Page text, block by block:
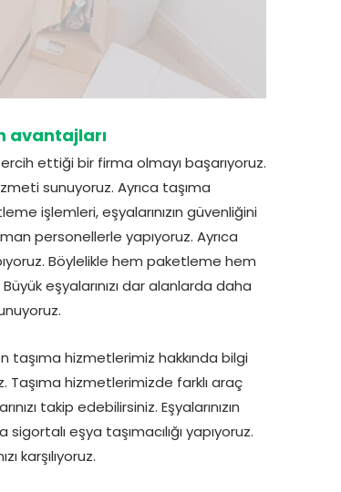
avantajları
ettiği bir firma olmayı başarıyoruz.
sunuyoruz. Ayrıca taşıma
işlemleri, eşyalarınızın güvenliğini
personellerle yapıyoruz. Ayrıca
Böylelikle hem paketleme hem
eşyalarınızı dar alanlarda daha
hizmetlerimiz hakkında bilgi
Taşıma hizmetlerimizde farklı araç
takip edebilirsiniz. Eşyalarınızın
eşya taşımacılığı yapıyoruz.
karşılıyoruz.